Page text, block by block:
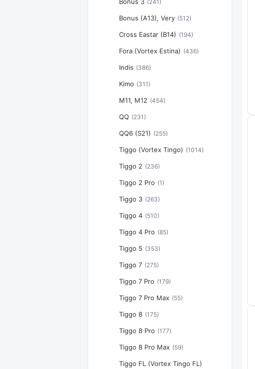
(241)
Bonus (A13), Very (512)
Cross Eastar (B14) (194)
Fora (Vortex Estina) (436)
Indis (386)
Kimo (311)
M11, M12 (454)
QQ (231)
QQ6 (S21) (255)
Tiggo (Vortex Tingo) (1014)
Tiggo 2 (236)
Tiggo 2 Pro (1)
Tiggo 3 (263)
Tiggo 4 (510)
Tiggo 4 Pro (85)
Tiggo 5 (353)
Tiggo 7 (275)
Tiggo 7 Pro (179)
Tiggo 7 Pro Max (55)
Tiggo 8 (175)
Tiggo 8 Pro (177)
Tiggo 8 Pro Max (59)
Tiggo FL (Vortex Tingo FL)